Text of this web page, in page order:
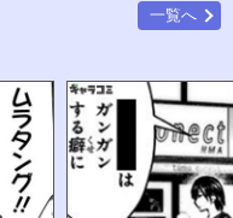
一覧へ